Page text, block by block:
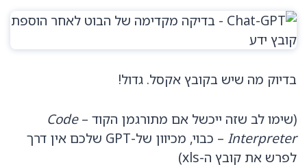
בדיוק מה שיש בקובץ אקסל. גדול!
(שימו לב שזה ייכשל אם מתורגמן הקוד –Code
Interpreter
– כבוי, מכיוון של-GPT שלכם אין דרך
לפרש את קובץ ה-xls)